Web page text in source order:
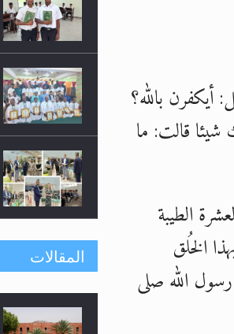
العربي >> المزيد
>> المزيد
أيكفرن بالله؟
قالت: ما
الطيبة
الخُلق
الله صلى
المقالات